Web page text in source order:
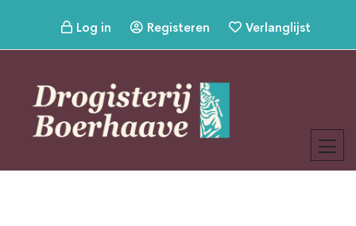
Log in Registeren Verlanglijst